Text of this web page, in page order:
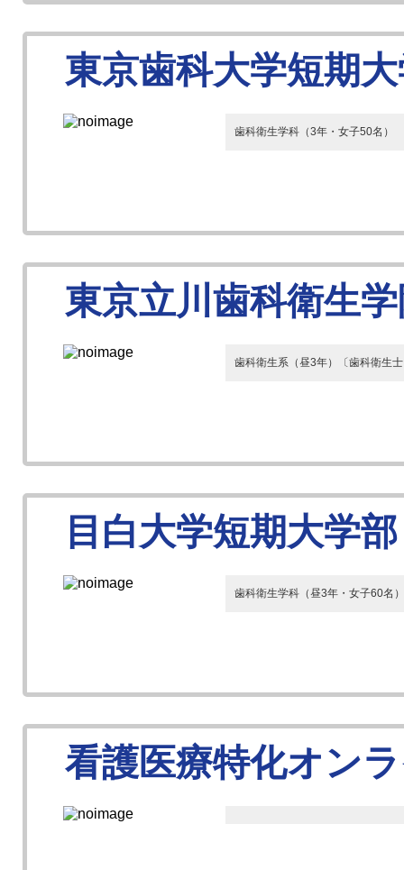
東京歯科大学短期
歯科衛生学科（3年・女子50名）
東京立川歯科衛生
歯科衛生系（昼3年）〔歯科衛生
目白大学短期大学部
歯科衛生学科（昼3年・女子60名）
看護医療特化オン